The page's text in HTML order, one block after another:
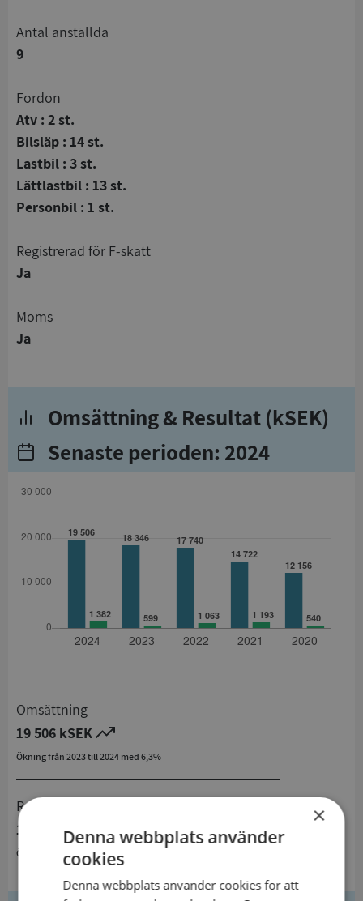
Antal anställda
9
Fordon
Atv : 2 st.
Bilsläp : 14 st.
Lastbil : 3 st.
Lättlastbil : 13 st.
Personbil : 1 st.
registrerad för F-skatt
Ja
Moms
Ja
Omsättning & Resultat (kSEK)
Senaste perioden: 2024
Omsättning
19 506 kSEK
Ökning från 2023 till 2024 med 6,3%
Resultat
1 382 kSEK
Ökning från 2023 till 2024 med 130,7%
×
Denna webbplats använder
cookies
Denna webbplats använder cookies för att